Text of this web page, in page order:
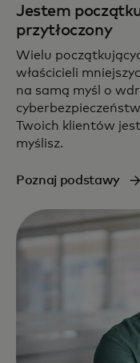
Jestem
przytłoczony
Wielu
właścicieli
na samą myśl o
Twoich klientów
myślisz.
Poznaj podstawy